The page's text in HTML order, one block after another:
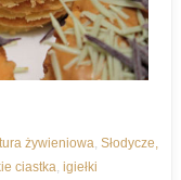
żywieniowa Słodycze,
ciastka igiełki